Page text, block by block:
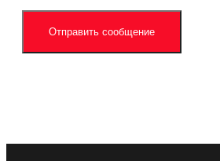
Отправить сообщение